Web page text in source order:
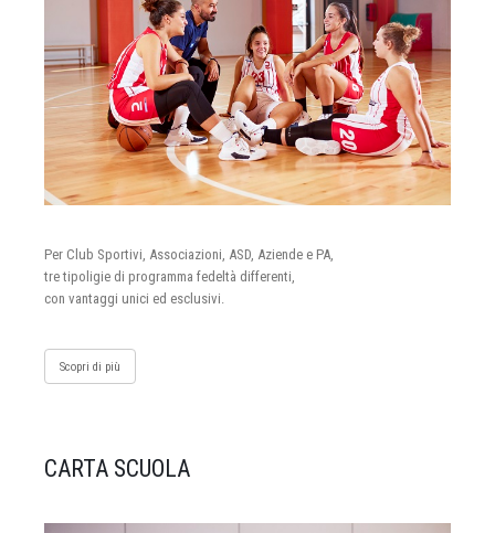
Per Club Sportivi, Associazioni, ASD, Aziende e PA,
tre tipoligie di programma fedeltà differenti,
con vantaggi unici ed esclusivi.
Scopri di più
CARTA SCUOLA